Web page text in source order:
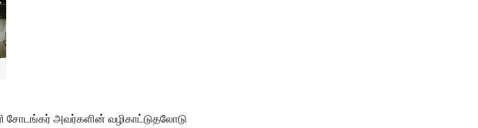
சோடங்கர் அவர்களின் வழிகாட்டுதலோடு